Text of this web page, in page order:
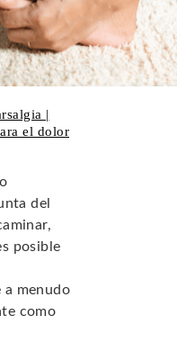
|
el dolor
del
posible
a menudo
como